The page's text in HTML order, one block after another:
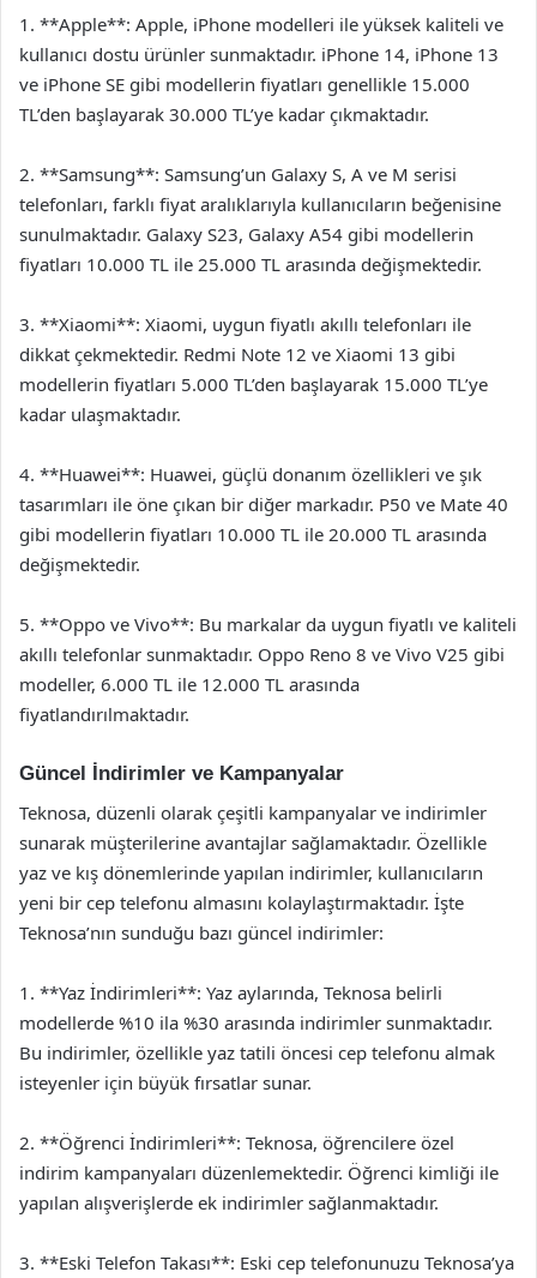
1. **Apple**: Apple, iPhone modelleri ile yüksek kaliteli ve
kullanıcı dostu ürünler sunmaktadır. iPhone 14, iPhone 13
ve iPhone SE gibi modellerin fiyatları genellikle 15.000
TL’den başlayarak 30.000 TL’ye kadar çıkmaktadır.
2. **Samsung**: Samsung’un Galaxy S, A ve M serisi
telefonları, farklı fiyat aralıklarıyla kullanıcıların beğenisine
sunulmaktadır. Galaxy S23, Galaxy A54 gibi modellerin
fiyatları 10.000 TL ile 25.000 TL arasında değişmektedir.
3. **Xiaomi**: Xiaomi, uygun fiyatlı akıllı telefonları ile
dikkat çekmektedir. Redmi Note 12 ve Xiaomi 13 gibi
modellerin fiyatları 5.000 TL’den başlayarak 15.000 TL’ye
kadar ulaşmaktadır.
4. **Huawei**: Huawei, güçlü donanım özellikleri ve şık
tasarımları ile öne çıkan bir diğer markadır. P50 ve Mate 40
gibi modellerin fiyatları 10.000 TL ile 20.000 TL arasında
değişmektedir.
5. **Oppo ve Vivo**: Bu markalar da uygun fiyatlı ve kaliteli
akıllı telefonlar sunmaktadır. Oppo Reno 8 ve Vivo V25 gibi
modeller, 6.000 TL ile 12.000 TL arasında
fiyatlandırılmaktadır.
Güncel İndirimler ve Kampanyalar
Teknosa, düzenli olarak çeşitli kampanyalar ve indirimler
sunarak müşterilerine avantajlar sağlamaktadır. Özellikle
yaz ve kış dönemlerinde yapılan indirimler, kullanıcıların
yeni bir cep telefonu almasını kolaylaştırmaktadır. İşte
Teknosa’nın sunduğu bazı güncel indirimler:
1. **Yaz İndirimleri**: Yaz aylarında, Teknosa belirli
modellerde %10 ila %30 arasında indirimler sunmaktadır.
Bu indirimler, özellikle yaz tatili öncesi cep telefonu almak
isteyenler için büyük fırsatlar sunar.
2. **Öğrenci İndirimleri**: Teknosa, öğrencilere özel
indirim kampanyaları düzenlemektedir. Öğrenci kimliği ile
yapılan alışverişlerde ek indirimler sağlanmaktadır.
3. **Eski Telefon Takası**: Eski cep telefonunuzu Teknosa’ya